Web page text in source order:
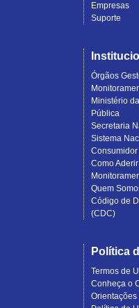
Empresas
Suporte
Órgãos
Ministério
Pública
Secretaria
Sistema
Consumidor
Como
Quem
Código de
(CDC)
Política
Termos de
Conheça o
Orientações